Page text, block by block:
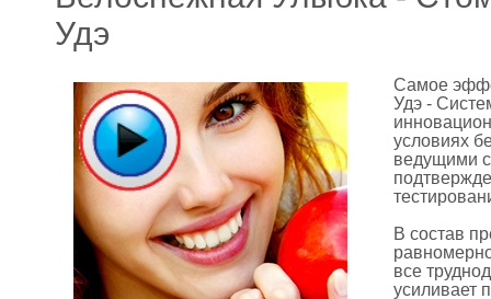
Удэ
Самое
Удэ -
условиях
ведущими
В состав
все
усиливает